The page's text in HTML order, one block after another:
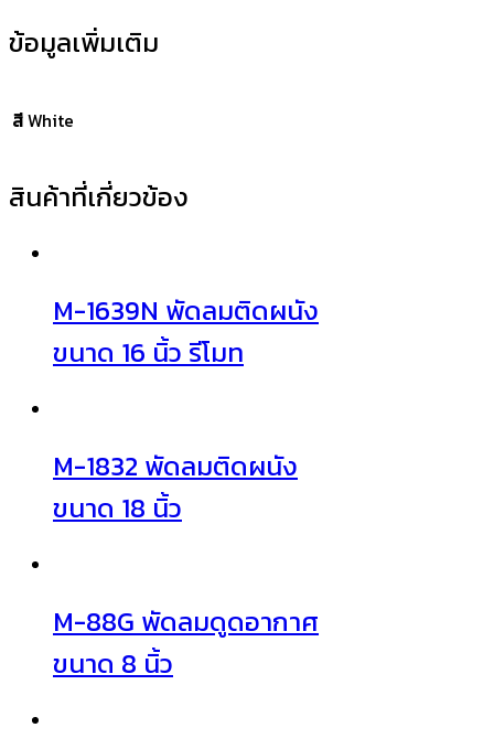
ข้อมูลเพิ่มเติม
สีWhite
สินค้าที่เกี่ยวข้อง
M-1639N พัดลมติดผนัง
ขนาด 16 นิ้ว รีโมท
M-1832 พัดลมติดผนัง
ขนาด 18 นิ้ว
M-88G พัดลมดูดอากาศ
ขนาด 8 นิ้ว